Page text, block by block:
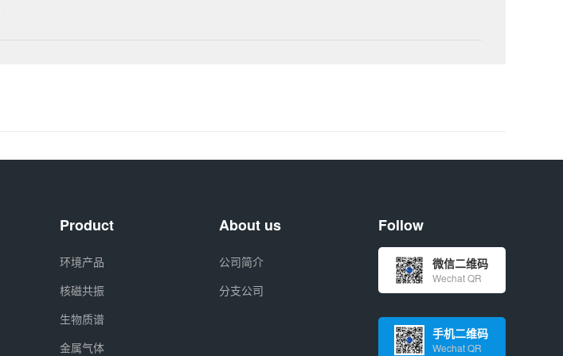
Product
环境产品
核磁共振
生物质谱
金属气体
About us
公司简介
分支公司
Follow
微信二维码
Wechat QR
手机二维码
Wechat QR